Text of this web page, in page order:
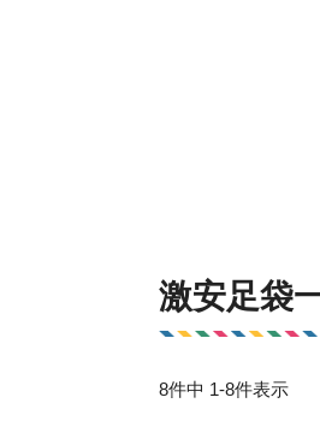
激安足袋
8件中 1-8件表示